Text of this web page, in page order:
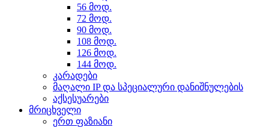
56 მოდ.
72 მოდ.
90 მოდ.
108 მოდ.
126 მოდ.
144 მოდ.
კარადები
მაღალი IP და სპეციალური დანიშნულების
აქსესუარები
მრიცხველი
ერთ ფაზიანი